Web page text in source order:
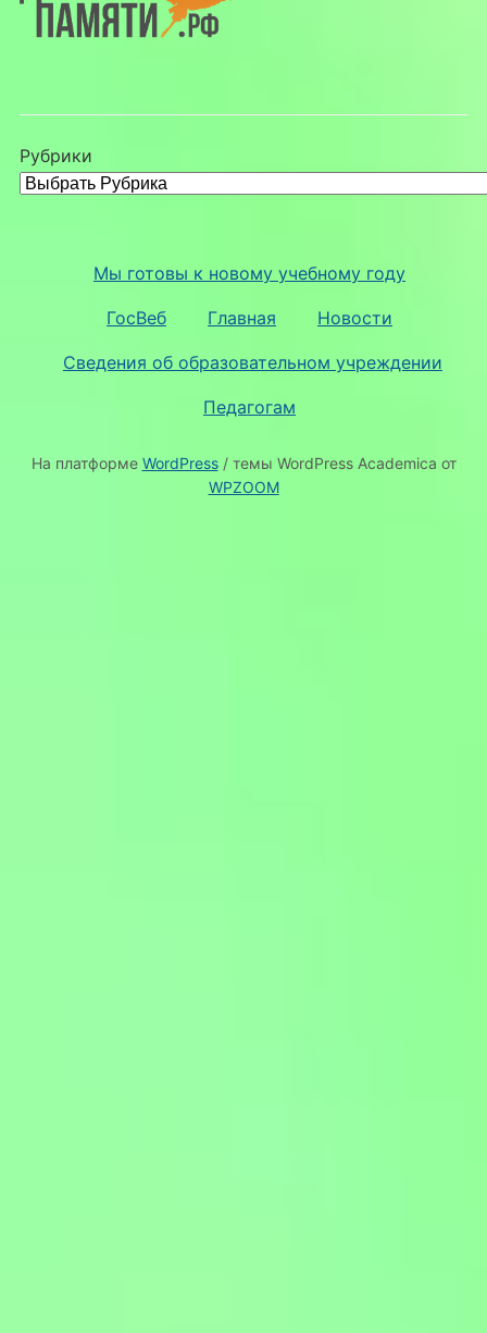
Рубрики
Мы готовы к новому учебному году
ГосВеб Главная Новости
Сведения об образовательном учреждении
Педагогам
На платформе WordPress/ темы WordPress Academica от
WPZOOM